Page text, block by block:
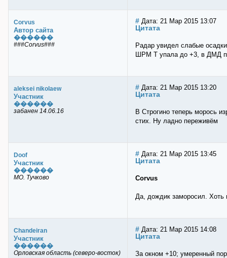
Corvus
Автор сайта
������
###Corvus###
# Дата: 21 Мар 2015 13:07
Цитата
Радар увидел слабые
ШРМ Т упала до +3, в ДМД
aleksei nikolaew
Участник
������
забанен 14.06.16
# Дата: 21 Мар 2015 13:20
Цитата
В Строгино теперь морось
стих. Ну ладно переживём
Doof
Участник
������
МО. Тучково
# Дата: 21 Мар 2015 13:45
Цитата
Corvus
Да, дождик заморосил. Хоть
Chandeiran
Участник
������
Орловская область (северо-восток)
# Дата: 21 Мар 2015 14:08
Цитата
За окном +10; умеренный